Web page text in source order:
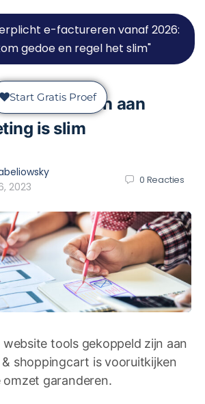
e-factureren vanaf 2026:
gedoe en regel het slim"
Start Gratis Proef
koppelen aan
is slim
2023
0 Reacties
website tools gekoppeld zijn aan
shoppingcart is vooruitkijken
garanderen.